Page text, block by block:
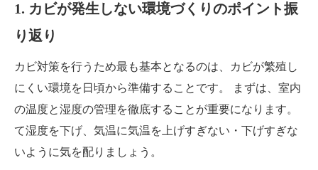
1. カビが発生しない環境づくりのポイント振
り返り
カビ対策を行うため最も基本となるのは、カビが繁殖し
にくい環境を日頃から準備することです。 まずは、室内
の温度と湿度の管理を徹底することが重要になります。
て湿度を下げ、気温に気温を上げすぎない・下げすぎな
いように気を配りましょう。